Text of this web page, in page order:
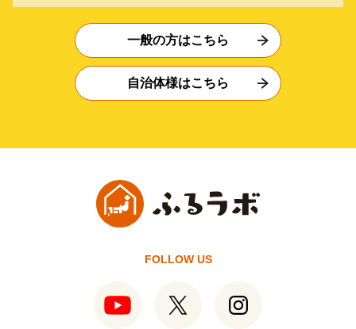
一般の方はこちら
自治体様はこちら
FOLLOW US